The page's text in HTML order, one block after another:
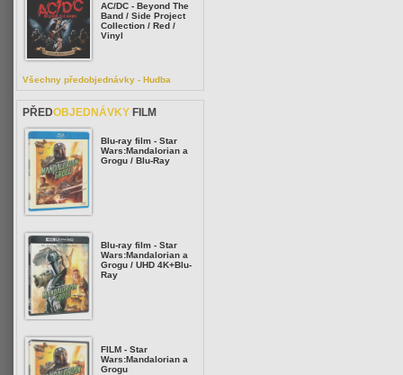
AC/DC - Beyond The
Band / Side Project
Collection / Red /
Vinyl
Všechny předobjednávky - Hudba
PŘEDOBJEDNÁVKY FILM
Blu-ray film - Star
Wars:Mandalorian a
Grogu / Blu-Ray
Blu-ray film - Star
Wars:Mandalorian a
Grogu / UHD 4K+Blu-
Ray
FILM - Star
Wars:Mandalorian a
Grogu